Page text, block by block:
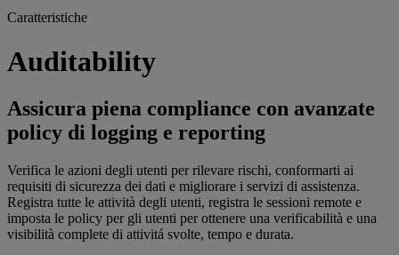
Caratteristiche
Auditability
Assicura piena compliance con avanzate
policy di logging e reporting
Verifica le azioni degli utenti per rilevare rischi, conformarti ai
requisiti di sicurezza dei dati e migliorare i servizi di assistenza.
Registra tutte le attività degli utenti, registra le sessioni remote e
imposta le policy per gli utenti per ottenere una verificabilità e una
visibilità complete di attivitá svolte, tempo e durata.